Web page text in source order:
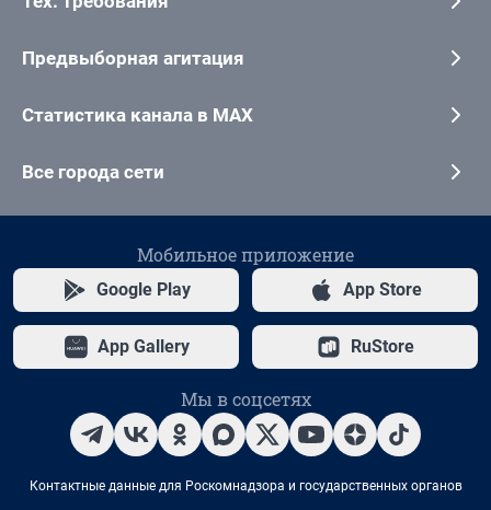
Предвыборная агитация
Статистика канала в MAX
Все города сети
Мобильное приложение
Google Play App Store
App Gallery RuStore
Мы в соцсетях
Контактные данные для Роскомнадзора и государственных органов